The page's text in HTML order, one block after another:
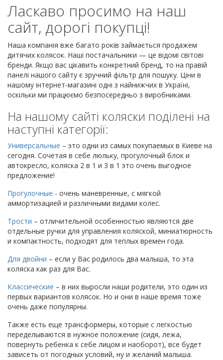
Ласкаво просимо на наш
сайт, дорогі покупці!
Наша компанія вже багато років займається продажем
дитячих колясок. Наші постачальники — це відомі світові
бренди. Якщо вас цікавить конкретний бренд, то на правій
панелі нашого сайту є зручний фільтр для пошуку. Ціни в
нашому інтернет-магазині одні з найнижчих в Україні,
оскільки ми працюємо безпосередньо з виробниками.
На нашому сайті коляски поділені на
наступні категорії:
Универсальные – это одни из самых покупаемых в Киеве на
сегодня. Сочетая в себе люльку, прогулочный блок и
автокресло, коляска 2 в 1 и 3 в 1 это очень выгодное
предложение!
Прогулочные - очень маневренные, с мягкой
аммортизацией и различными видами колес.
Трости – отличительной особенностью являются две
отдельные ручки для управления коляской, миниатюрность
и компактность, подходят для теплых времен года.
Для двойни – если у Вас родилось два малыша, то эта
коляска как раз для Вас.
Классические – в них выросли наши родители, это один из
первых вариантов колясок. Но и они в наше время тоже
очень даже популярны.
Также есть еще трансформеры, которые с легкостью
переделываются в нужное положение (сидя, лежа,
повернуть ребенка к себе лицом и наоборот), все будет
зависеть от погодных условий, ну и желаний малыша.